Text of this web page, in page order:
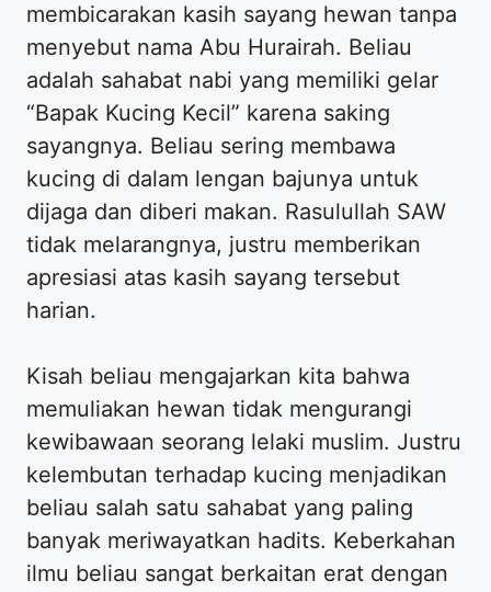
membicarakan kasih sayang hewan tanpa
menyebut nama Abu Hurairah. Beliau
adalah sahabat nabi yang memiliki gelar
“Bapak Kucing Kecil” karena saking
sayangnya. Beliau sering membawa
kucing di dalam lengan bajunya untuk
dijaga dan diberi makan. Rasulullah SAW
tidak melarangnya, justru memberikan
apresiasi atas kasih sayang tersebut
harian.
Kisah beliau mengajarkan kita bahwa
memuliakan hewan tidak mengurangi
kewibawaan seorang lelaki muslim. Justru
kelembutan terhadap kucing menjadikan
beliau salah satu sahabat yang paling
banyak meriwayatkan hadits. Keberkahan
ilmu beliau sangat berkaitan erat dengan